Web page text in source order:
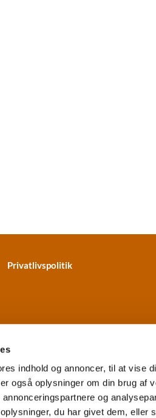
indhold og annoncer, til at vise
også oplysninger om din brug af
og
du har givet dem, eller
Privatlivspolitik
· Skydebanevej 2
EAN: 5798000859067
Tilgængelighedserklæring